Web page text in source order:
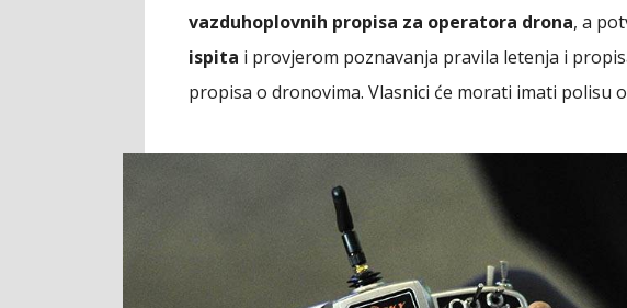
vazduhoplovnih propisa za operatora drona, a
ispita i provjerom poznavanja pravila letenja i
propisa o dronovima. Vlasnici će morati imati polisu